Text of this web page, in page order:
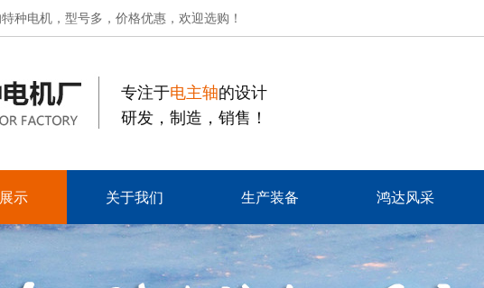
种电机，型号多，价格优惠，欢迎选购！
专注于电主轴的设计
研发，制造，销售！
示 关于我们 生产装备 鸿达风采